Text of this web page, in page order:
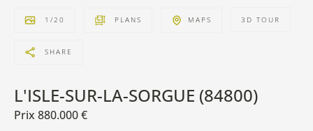
1 /20 PLANS MAPS 3D TOUR
SHARE
L'ISLE-SUR-LA-SORGUE (84800)
Prix 880.000 €